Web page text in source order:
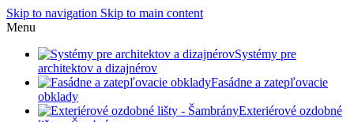
Skip to navigation Skip to main content
Menu
Systémy pre
architektov a dizajnérov
Fasádne a zatepľovacie
obklady
Exteriérové ozdobné